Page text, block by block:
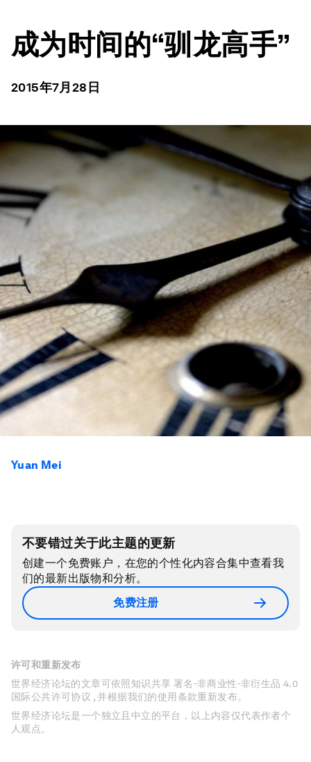
成为时间的“驯龙高手”
2015年7月28日
Yuan Mei
不要错过关于此主题的更新
创建一个免费账户，在您的个性化内容合集中查看我
们的最新出版物和分析。
免费注册
许可和重新发布
世界经济论坛的文章可依照知识共享 署名-非商业性-非衍生品 4.0
国际公共许可协议 , 并根据我们的使用条款重新发布。
世界经济论坛是一个独立且中立的平台，以上内容仅代表作者个
人观点。